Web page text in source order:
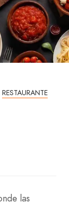
RESTAURANTE
las